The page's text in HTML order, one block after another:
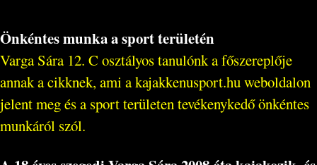
Önkéntes munka a sport területén
Varga Sára 12. C osztályos tanulónk a főszereplője
annak a cikknek, ami a kajakkenusport.hu weboldalon
jelent meg és a sport területen tevékenykedő önkéntes
munkáról szól.